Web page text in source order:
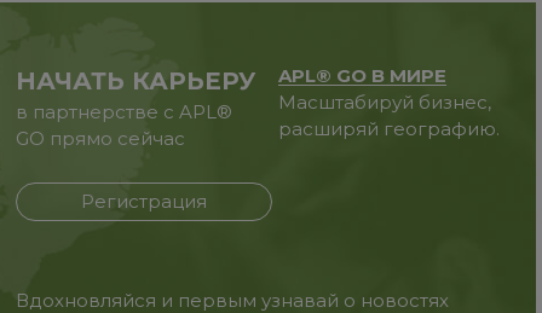
НАЧАТЬ КАРЬЕРУ
в партнерстве с APL®
GO прямо сейчас
Регистрация
APL® GO В МИРЕ
Масштабируй бизнес,
расширяй географию.
Вдохновляйся и первым узнавай о новостях